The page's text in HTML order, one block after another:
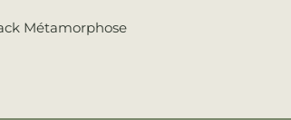
Métamorphose